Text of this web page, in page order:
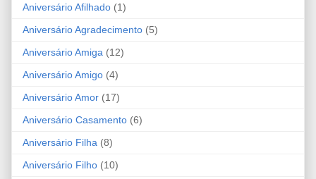
Aniversário Afilhado (1)
Aniversário Agradecimento (5)
Aniversário Amiga (12)
Aniversário Amigo (4)
Aniversário Amor (17)
Aniversário Casamento (6)
Aniversário Filha (8)
Aniversário Filho (10)